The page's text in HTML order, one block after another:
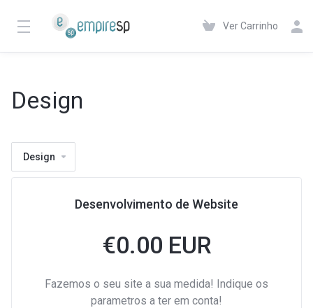
Ver Carrinho
Design
Design
Desenvolvimento de Website
€0.00 EUR
Fazemos o seu site a sua medida! Indique os
parametros a ter em conta!